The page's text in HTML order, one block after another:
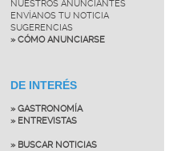
NUESTROS ANUNCIANTES
ENVÍANOS TU NOTICIA
SUGERENCIAS
» CÓMO ANUNCIARSE
DE INTERÉS
» GASTRONOMÍA
» ENTREVISTAS
» BUSCAR NOTICIAS